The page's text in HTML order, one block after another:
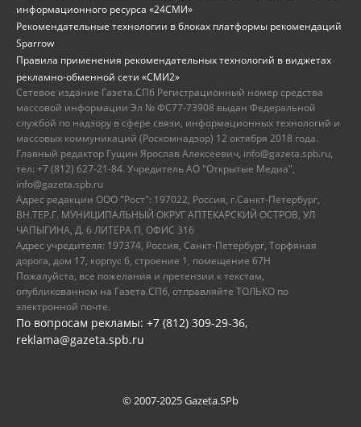
информационного ресурса «24СМИ»
Рекомендательные технологии в блоках платформы рекомендаций
Sparrow
Правила применения рекомендательных технологий в виджетах
рекламно-обменной сети «СМИ2»
Сетевое издание Газета.СПб Регистрационный номер средства
массовой информации Эл № ФС77-73908 выдан Федеральной
службой по надзору в сфере связи, информационных технологий и
массовых коммуникаций (Роскомнадзор) 12 октября 2018 года.
Главный редактор Гущин Ярослав Алексеевич, info@gazeta.spb.ru,
тел: +7 (812) 627-21-84. Учредитель АО "Открытые Медиа",
info@gazeta.spb.ru
Адрес редакции ООО "Рост": 197022, Россия, г.Санкт-Петербург,
ВН.ТЕР.Г. МУНИЦИПАЛЬНЫЙ ОКРУГ АПТЕКАРСКИЙ ОСТРОВ, УЛ
ЧАПЫГИНА, Д. 6 ЛИТЕРА П, ОФИС 316
Адрес учредителя: 197374, Россия, Санкт-Петербург, Торфяная
дорога, дом 17, корпус 6, строение 1, помещение 67Н
Пожалуйста, все пожелания и претензии к текстам,
опубликованном на Газета.СПб, отправляйте ТОЛЬКО по
электронной почте.
По вопросам рекламы: +7 (812) 309-29-36,
reklama@gazeta.spb.ru
© 2007-2025 Gazeta.SPb